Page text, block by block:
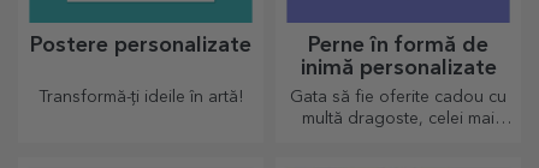
Postere personalizate
Transformă-ți ideile în artă!
Perne în formă de
inimă personalizate
Gata să fie oferite cadou cu
multă dragoste, celei mai